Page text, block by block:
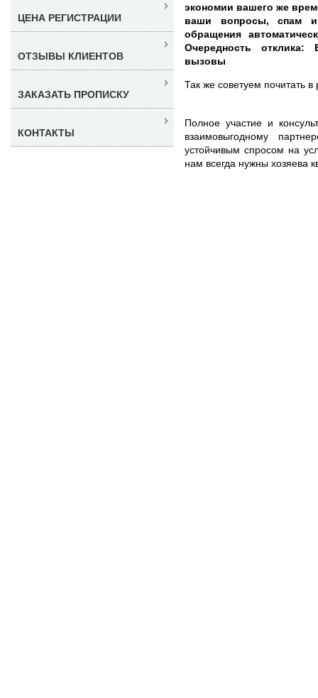
экономии вашего же
ваши вопросы, спам и
обращения
Очередность
вызовы
Так же советуем почитать
Полное участие и
взаимовыгодному
устойчивым спросом на
нам всегда нужны хозяева
ЦЕНА РЕГИСТРАЦИИ
ОТЗЫВЫ КЛИЕНТОВ
ЗАКАЗАТЬ ПРОПИСКУ
КОНТАКТЫ